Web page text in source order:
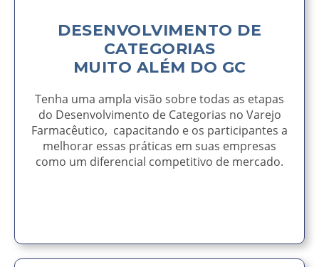
DESENVOLVIMENTO DE
CATEGORIAS
MUITO ALÉM DO GC
Tenha uma ampla visão sobre todas as etapas
do Desenvolvimento de Categorias no Varejo
Farmacêutico, capacitando e os participantes a
melhorar essas práticas em suas empresas
como um diferencial competitivo de mercado.